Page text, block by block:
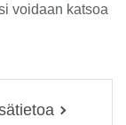
voidaan katsoa